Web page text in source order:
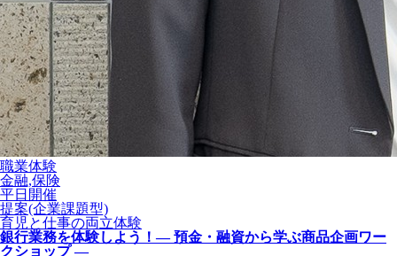
職業体験
金融,保険
平日開催
提案(企業課題型)
育児と仕事の両立体験
銀行業務を体験しよう！― 預金・融資から学ぶ商品企画ワー
クショップ ―